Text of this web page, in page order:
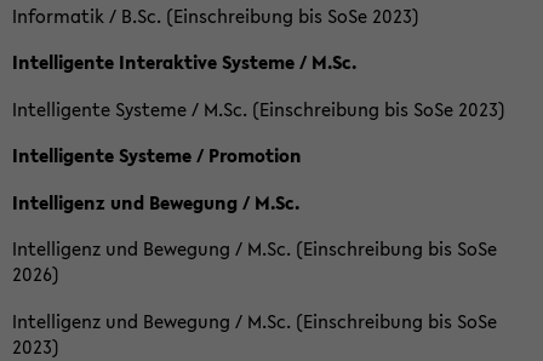
Informatik / B.Sc. (Einschreibung bis SoSe 2023)
Intelligente Interaktive Systeme / M.Sc.
Intelligente Systeme / M.Sc. (Einschreibung bis SoSe 2023)
Intelligente Systeme / Promotion
Intelligenz und Bewegung / M.Sc.
Intelligenz und Bewegung / M.Sc. (Einschreibung bis SoSe
2026)
Intelligenz und Bewegung / M.Sc. (Einschreibung bis SoSe
2023)